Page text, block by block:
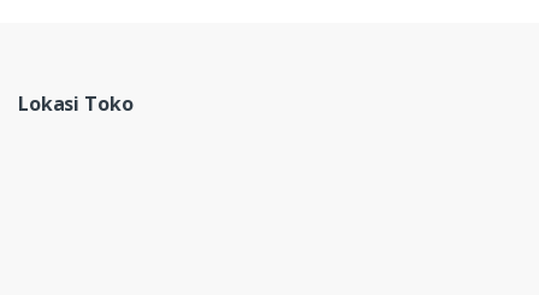
Lokasi Toko